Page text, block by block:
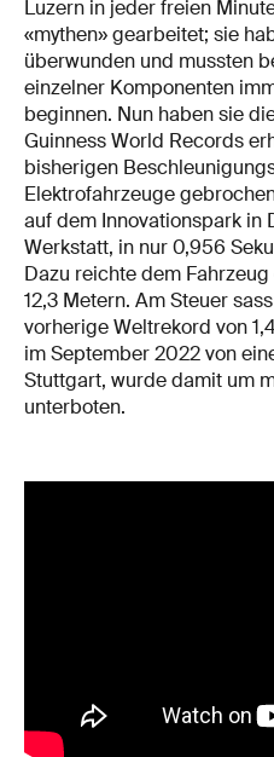
Luzern in jeder freien
«mythen» gearbeitet; sie
überwunden und mussten
einzelner Komponenten
beginnen. Nun haben sie
Guinness World Records
bisherigen
Elektrofahrzeuge
auf dem Innovationspark in
Werkstatt, in nur 0,956
Dazu reichte dem
12,3 Metern. Am Steuer
vorherige Weltrekord von
im September 2022 von
Stuttgart, wurde damit um
unterboten.